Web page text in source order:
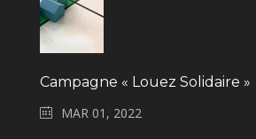
Campagne « Louez Solidaire »
MAR 01, 2022